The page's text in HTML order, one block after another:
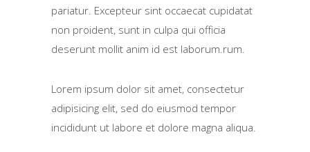
pariatur. Excepteur sint occaecat cupidatat
non proident, sunt in culpa qui officia
deserunt mollit anim id est laborum.rum.
Lorem ipsum dolor sit amet, consectetur
adipisicing elit, sed do eiusmod tempor
incididunt ut labore et dolore magna aliqua.